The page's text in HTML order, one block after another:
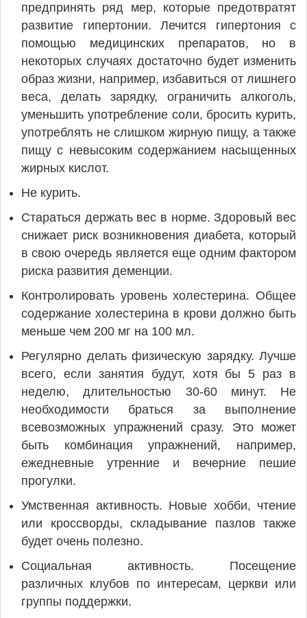
предпринять ряд мер, которые предотвратят
развитие гипертонии. Лечится гипертония с
помощью медицинских препаратов, но в
некоторых случаях достаточно будет изменить
образ жизни, например, избавиться от лишнего
веса, делать зарядку, ограничить алкоголь,
уменьшить употребление соли, бросить курить,
употреблять не слишком жирную пищу, а также
пищу с невысоким содержанием насыщенных
жирных кислот.
Не курить.
Стараться держать вес в норме. Здоровый вес
снижает риск возникновения диабета, который
в свою очередь является еще одним фактором
риска развития деменции.
Контролировать уровень холестерина. Общее
содержание холестерина в крови должно быть
меньше чем 200 мг на 100 мл.
Регулярно делать физическую зарядку. Лучше
всего, если занятия будут, хотя бы 5 раз в
неделю, длительностью 30-60 минут. Не
необходимости браться за выполнение
всевозможных упражнений сразу. Это может
быть комбинация упражнений, например,
ежедневные утренние и вечерние пешие
прогулки.
Умственная активность. Новые хобби, чтение
или кроссворды, складывание пазлов также
будет очень полезно.
Социальная активность. Посещение
различных клубов по интересам, церкви или
группы поддержки.